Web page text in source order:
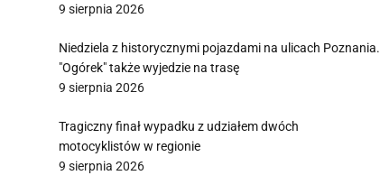
9 sierpnia 2026
Niedziela z historycznymi pojazdami na ulicach Poznania.
"Ogórek" także wyjedzie na trasę
9 sierpnia 2026
Tragiczny finał wypadku z udziałem dwóch
motocyklistów w regionie
9 sierpnia 2026